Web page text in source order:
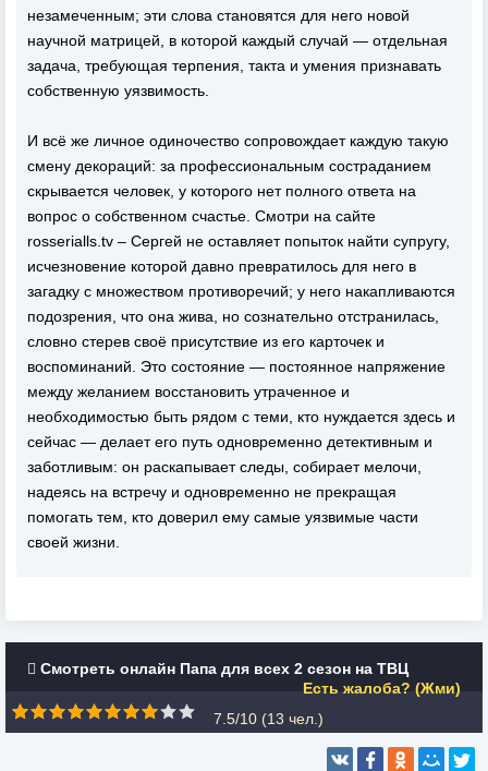
незамеченным; эти слова становятся для него новой
научной матрицей, в которой каждый случай — отдельная
задача, требующая терпения, такта и умения признавать
собственную уязвимость.
И всё же личное одиночество сопровождает каждую такую
смену декораций: за профессиональным состраданием
скрывается человек, у которого нет полного ответа на
вопрос о собственном счастье. Смотри на сайте
rosserialls.tv – Сергей не оставляет попыток найти супругу,
исчезновение которой давно превратилось для него в
загадку с множеством противоречий; у него накапливаются
подозрения, что она жива, но сознательно отстранилась,
словно стерев своё присутствие из его карточек и
воспоминаний. Это состояние — постоянное напряжение
между желанием восстановить утраченное и
необходимостью быть рядом с теми, кто нуждается здесь и
сейчас — делает его путь одновременно детективным и
заботливым: он раскапывает следы, собирает мелочи,
надеясь на встречу и одновременно не прекращая
помогать тем, кто доверил ему самые уязвимые части
своей жизни.
Смотреть онлайн Папа для всех 2 сезон на ТВЦ
Есть жалоба? (Жми)
7.5/10 (13 чел.)